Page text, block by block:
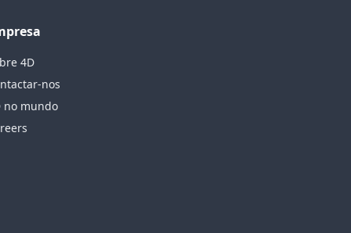
4D
nos
no mundo